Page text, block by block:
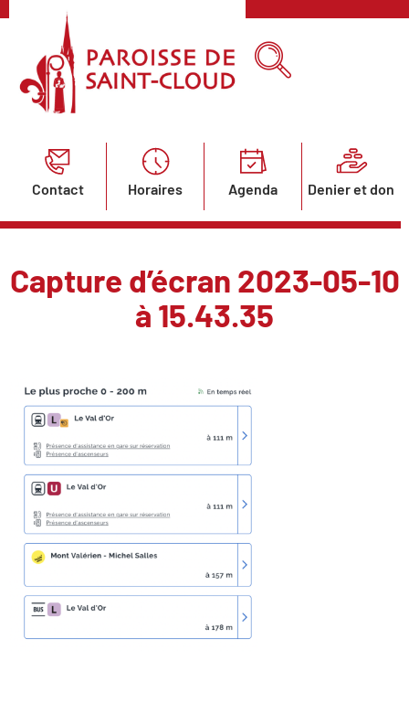
Contact Horaires Agenda Denier et don
Capture d’écran 2023-05-10
à 15.43.35